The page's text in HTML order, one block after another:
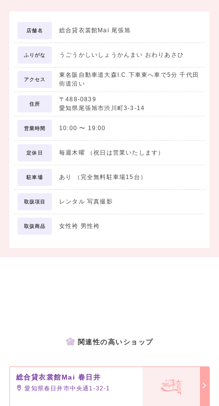
店舗名 総合貸衣裳館Mai 尾張旭
ふりがな うごうかしいしょうかんまい おわりあさひ
アクセス
東名阪自動車道大森I.C.下車東へ車で5分 千代田
街道沿い
住所
〒488-0839
愛知県尾張旭市渋川町3-3-14
営業時間 10:00 〜 19:00
定休日 毎週木曜 （祝日は営業いたします）
駐車場 あり （完全無料駐車場15台）
取扱項目 レンタル 写真撮影
取扱商品 女性袴 男性袴
関連性の高いショップ
総合貸衣裳館Mai 春日井
愛知県春日井市中央通1-32-1